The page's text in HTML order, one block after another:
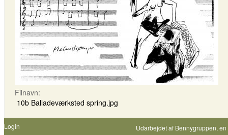
Filnavn:
10b Balladeværksted spring.jpg
Login Udarbejdet af Bennygruppen,